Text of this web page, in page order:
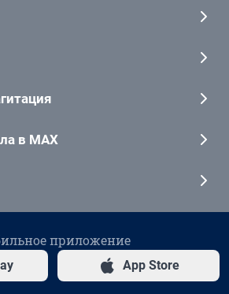
в MAX
приложение
App Store